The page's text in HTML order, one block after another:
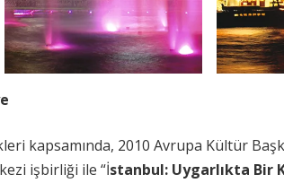
kapsamında, 2010 Avrupa Kültür
işbirliği ile “İstanbul: Uygarlıkta Bir